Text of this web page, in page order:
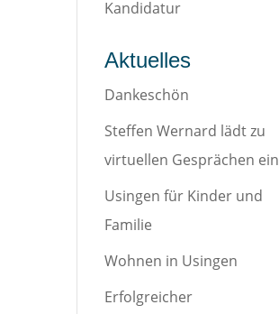
Kandidatur
Aktuelles
Dankeschön
Steffen Wernard lädt zu
virtuellen Gesprächen ein
Usingen für Kinder und
Familie
Wohnen in Usingen
Erfolgreicher